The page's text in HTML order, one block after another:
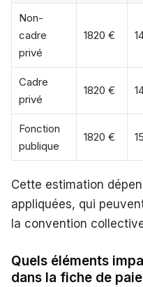
Non-
cadre
privé
1820 €
Cadre
privé
1820 €
Fonction
publique
1820 €
Cette estimation
appliquées, qui
la convention
Quels éléments
dans la fiche de